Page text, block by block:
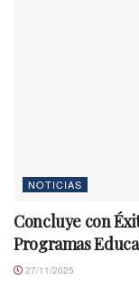
NOTICIAS
Concluye con
Programas
27/11/2025